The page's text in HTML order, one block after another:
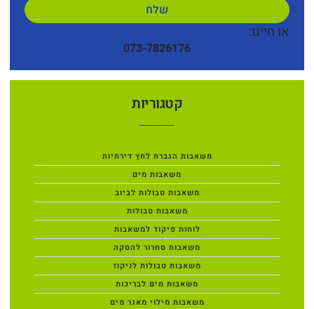
שלח
או חייגו:
073-7826176
קטגוריות
משאבות הגברת לחץ דירתיות
משאבות מים
משאבות טבולות לביוב
משאבות טבולות
לוחות פיקוד למשאבות
משאבות סחרור להסקה
משאבות טבולות לניקוז
משאבות מים לבריכות
משאבות מילוי מאגר מים